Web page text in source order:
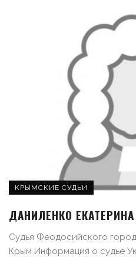
КРЫМСКИЕ СУДЬИ
ДАНИЛЕНКО
Судья Феодосийского
Крым Информация о судье